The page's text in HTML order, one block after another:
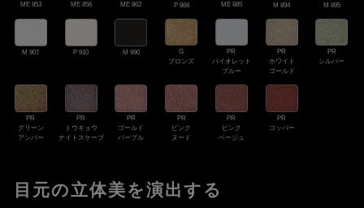
ME 853 ME 856 ME 862 P 868 ME 885 M 894 M 895
M 907 P 910 M 990
G
ブロンズ
PR
バイオレット
ブルー
PR
ホワイト
ゴールド
PR
シルバー
PR
グリーン
アンバー
PR
トウキョウ
ナイトスケープ
PR
ゴールド
パープル
PR
ピンク
ヌード
PR
ピンク
ベージュ
PR
コッパー
目元の立体美を演出する